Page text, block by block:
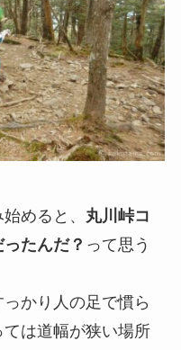
めると、 丸川峠コ
たんだ？ って思う
かり人の足で慣ら
は道幅が狭い場所